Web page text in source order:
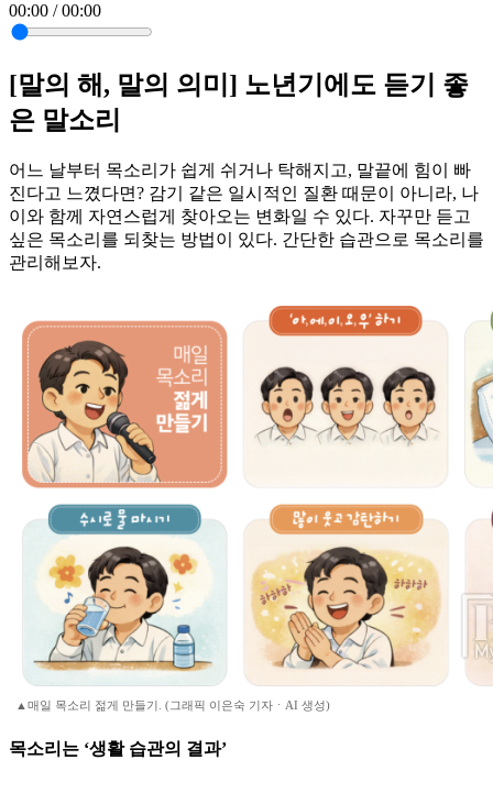
00:00 / 00:00
[말의 해, 말의 의미] 노년기에도 듣기 좋
은 말소리
어느 날부터 목소리가 쉽게 쉬거나 탁해지고, 말끝에 힘이 빠
진다고 느꼈다면? 감기 같은 일시적인 질환 때문이 아니라, 나
이와 함께 자연스럽게 찾아오는 변화일 수 있다. 자꾸만 듣고
싶은 목소리를 되찾는 방법이 있다. 간단한 습관으로 목소리를
관리해보자.
▲매일 목소리 젊게 만들기. (그래픽 이은숙 기자ㆍAI 생성)
목소리는 ‘생활 습관의 결과’